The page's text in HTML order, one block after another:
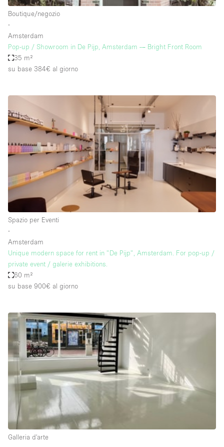
Acquista Condividi
Atelier / Laboratorio
Camion
Fiera/festival
Galleria d'arte
Imbarcazione
Magazzino
Negozio in centro commerciale
Sala conferenze
Sala riunioni
Salone
Spazio hall
Spazio per Eventi
Spazio pubblicitario
Spazio unico
Stand / Bancarella
Stand / Chiosco / Stand
Studio fotografico / riprese
Terrazzo
Boutique/negozio
∙
Amsterdam
Pop-up / Showroom in De Pijp, Amsterdam — Bright Front Room
35 m²
su base 384€ al giorno
Spazio per Eventi
∙
Amsterdam
Unique modern space for rent in "De Pijp", Amsterdam. For pop-up /
private event / galerie exhibitions.
60 m²
su base 900€ al giorno
Galleria d'arte